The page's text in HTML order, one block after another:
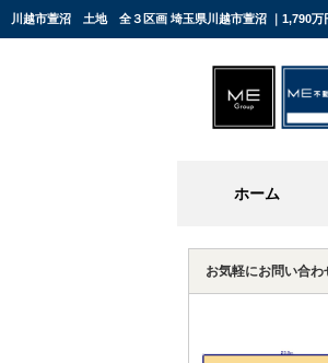
川越市萱沼 土地 全３区画 埼玉県川越市萱沼 ｜1,790万
ホーム
お気軽にお問い合わ